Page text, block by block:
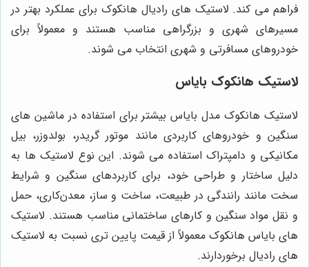
فراهم می کند. لاستیک های رادیال هانکوک برای عملکرد بهتر در
مسیرهای شهری و بزرگراهی مناسب هستند و معمولاً برای
خودروهای مسافرتی و شهری انتخاب می شوند.
لاستیک هانکوک بایاس
لاستیک هانکوک مدل بایاس بیشتر برای استفاده در ماشین‌ های
سنگین و خودروهای کاربردی مانند موتور گریدر، بولدوزر، بیل
مکانیکی و دامپتراک استفاده می شوند. این نوع لاستیک ها به
دلیل ساختار و طراحی خود، برای کاربردهای سنگین و شرایط
سخت مانند رانندگی در طبیعت، ساخت و ساز، معدن‌کاری، حمل
و نقل مواد سنگین و کارهای ساختمانی مناسب هستند. لاستیک
های بایاس هانکوک معمولاً از قیمت پایین تری نسبت به لاستیک
های رادیال برخوردارند.